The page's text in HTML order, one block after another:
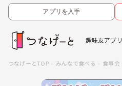
アプリを入手
趣味友アプリ
つなげーとTOP みんなで食べる 食事会